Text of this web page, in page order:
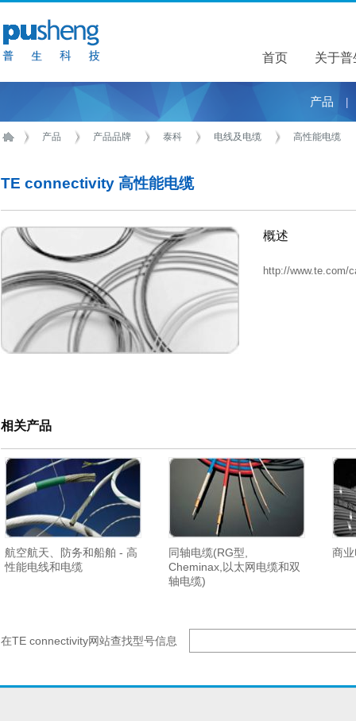
首页 关于普
关于普
产品
产品 产品品牌 泰科 电线及电缆 高性能电缆
TE connectivity 高性能电缆
概述
http://www.te.com/
相关产品
航空航天、防务和船舶 - 高
性能电线和电缆
同轴电缆(RG型,
Cheminax,以太网电缆和双
轴电缆)
商
在TE connectivity网站查找型号信息